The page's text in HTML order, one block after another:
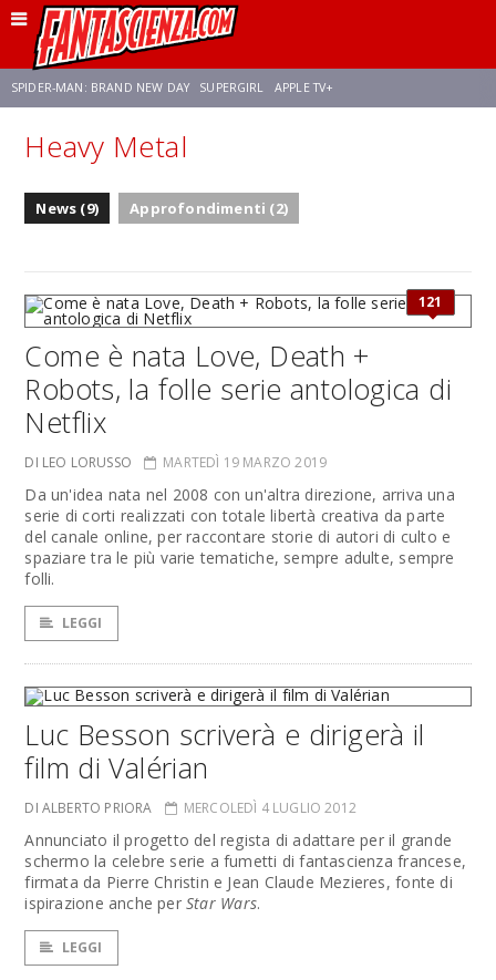
SPIDER-MAN: BRAND NEW DAY SUPERGIRL APPLE TV+
FRANCO RICCIARDIELLO ZENDAYA
Heavy Metal
News (9) Approfondimenti (2)
121
Come è nata Love, Death +
Robots, la folle serie antologica di
Netflix
DI LEO LORUSSO MARTEDÌ 19 MARZO 2019
Da un'idea nata nel 2008 con un'altra direzione, arriva una
serie di corti realizzati con totale libertà creativa da parte
del canale online, per raccontare storie di autori di culto e
spaziare tra le più varie tematiche, sempre adulte, sempre
folli.
LEGGI
Luc Besson scriverà e dirigerà il
film di Valérian
DI ALBERTO PRIORA MERCOLEDÌ 4 LUGLIO 2012
Annunciato il progetto del regista di adattare per il grande
schermo la celebre serie a fumetti di fantascienza francese,
firmata da Pierre Christin e Jean Claude Mezieres, fonte di
ispirazione anche perStar Wars.
LEGGI